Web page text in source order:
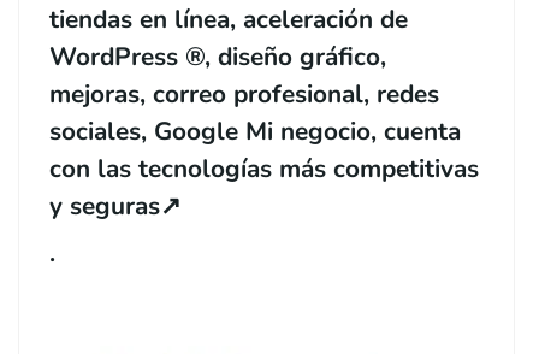
tiendas en línea, aceleración de
WordPress ®, diseño gráfico,
mejoras, correo profesional, redes
sociales, Google Mi negocio, cuenta
con las tecnologías más competitivas
y seguras↗️
.